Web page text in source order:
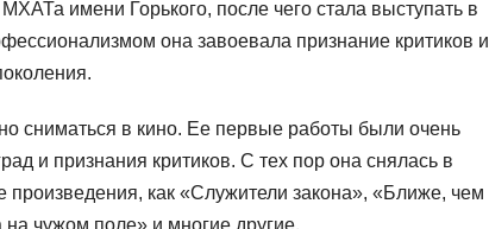
имени Горького, после чего стала выступать в
она завоевала признание критиков и
сниматься в кино. Ее первые работы были очень
и признания критиков. С тех пор она снялась в
как «Служители закона», «Ближе, чем
чужом поле» и многие другие.